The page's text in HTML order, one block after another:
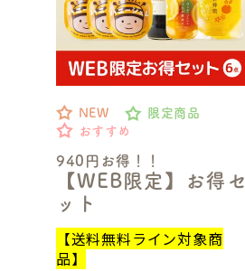
940円お得！！
【WEB限定】お得セ
ット
NEW
限定商品
おすすめ
【送料無料ライン対象商
品】